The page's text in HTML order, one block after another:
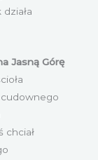
Jasną Górę
cudownego
chciał